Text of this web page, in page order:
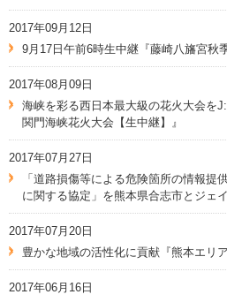
2017年09月12日
9月17日午前6時生中継『藤崎八旛宮秋
2017年08月09日
海峡を彩る西日本最大級の花火大会を
関門海峡花火大会【生中継】』
2017年07月27日
「道路損傷等による危険箇所の情報提
に関する協定」を熊本県合志市とジェ
2017年07月20日
豊かな地域の活性化に貢献『熊本エリ
2017年06月16日